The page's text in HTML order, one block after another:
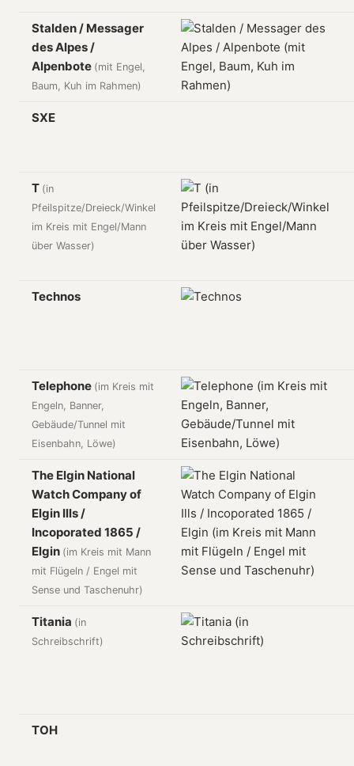
Stalden / Messager
des Alpes /
Alpenbote (mit Engel,
Baum, Kuh im Rahmen)
SXE
T (in
Pfeilspitze/Dreieck/Winkel
im Kreis mit Engel/Mann
über Wasser)
Technos
Telephone (im Kreis mit
Engeln, Banner,
Gebäude/Tunnel mit
Eisenbahn, Löwe)
The Elgin National
Watch Company of
Elgin Ills /
Incoporated 1865 /
Elgin (im Kreis mit Mann
mit Flügeln / Engel mit
Sense und Taschenuhr)
Titania (in
Schreibschrift)
TOH